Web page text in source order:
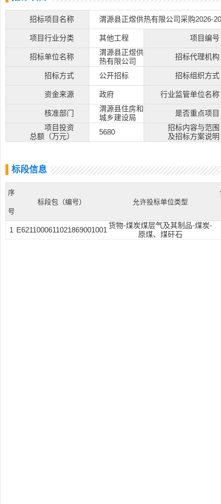
招标项目名称 渭源县正煜供热有限公司采购2026-
项目行业分类 其他工程 项目编号
招标单位名称
渭源县正煜供
热有限公司
招标代理机构
招标方式 公开招标 招标组织方式
资金来源 政府 行业监管单位名称
核准部门
渭源县住房和
城乡建设局
是否重点项目
项目投资
总额（万元）
5680
招标内容与范围
及招标方案说明
标段信息
序
号
标段包（编号） 允许投标单位类型
1 E6211000611021869001001
货物-煤炭煤层气及其制品-煤炭-
原煤、煤矸石